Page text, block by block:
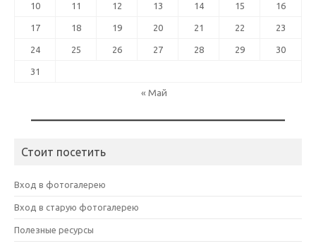
10 11 12 13 14 15 16
17 18 19 20 21 22 23
24 25 26 27 28 29 30
31
« Май
Стоит посетить
Вход в фотогалерею
Вход в старую фотогалерею
Полезные ресурсы